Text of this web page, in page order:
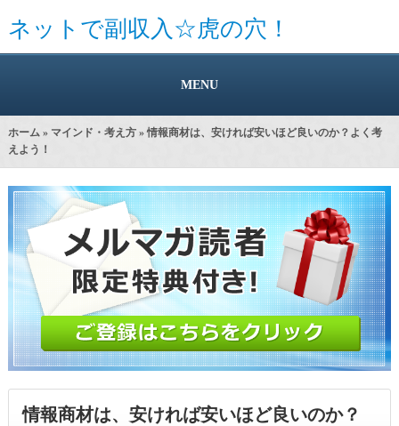
ネットで副収入☆虎の穴！
MENU
ホーム» マインド・考え方» 情報商材は、安ければ安いほど良いのか？よく考
えよう！
情報商材は、安ければ安いほど良いのか？